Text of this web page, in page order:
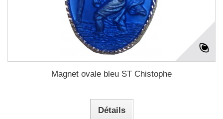
Magnet ovale bleu ST Chistophe
Détails